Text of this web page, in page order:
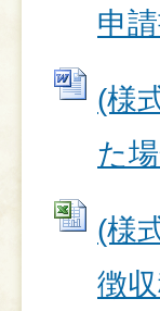
申
(様
た
(様
徴